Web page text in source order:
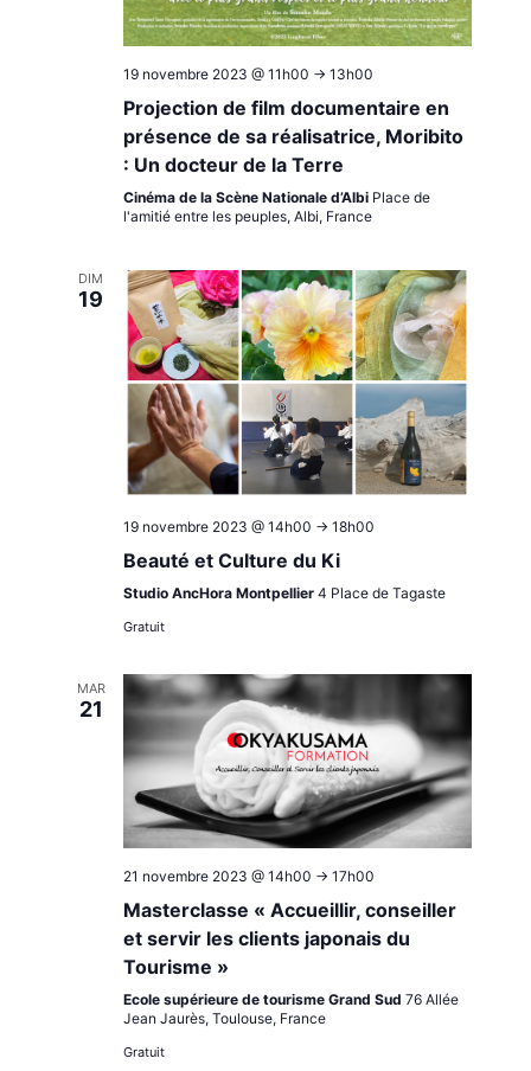
19 novembre 2023 @ 11h00 -> 13h00
Projection de film documentaire en
présence de sa réalisatrice, Moribito
: Un docteur de la Terre
Cinéma de la Scène Nationale d’Albi Place de
l'amitié entre les peuples, Albi, France
DIM
19
19 novembre 2023 @ 14h00 -> 18h00
Beauté et Culture du Ki
Studio AncHora Montpellier 4 Place de Tagaste
Gratuit
MAR
21
21 novembre 2023 @ 14h00 -> 17h00
Masterclasse « Accueillir, conseiller
et servir les clients japonais du
Tourisme »
Ecole supérieure de tourisme Grand Sud 76 Allée
Jean Jaurès, Toulouse, France
Gratuit